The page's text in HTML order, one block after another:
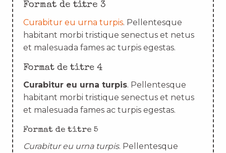
Format de titre 3
Curabitur eu urna turpis. Pellentesque
habitant morbi tristique senectus et netus
et malesuada fames ac turpis egestas.
Format de titre 4
Curabitur eu urna turpis. Pellentesque
habitant morbi tristique senectus et netus
et malesuada fames ac turpis egestas.
Format de titre 5
Curabitur eu urna turpis. Pellentesque